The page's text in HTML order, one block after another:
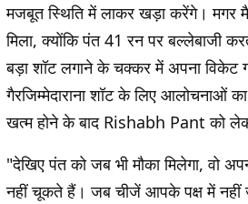
मजबूत स्थिति में लाकर खड़ा करेंगे।
मिला, क्योंकि पंत 41 रन पर बल्लेबाजी
बड़ा शॉट लगाने के चक्कर में अपना विकेट
गैरजिम्मेदाराना शॉट के लिए आलोचनाओं
खत्म होने के बाद Rishabh Pant को
"देखिए पंत को जब भी मौका मिलेगा, वो
नहीं चूकते हैं। जब चीजें आपके पक्ष में नहीं